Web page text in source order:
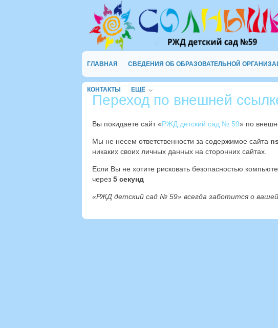
ГЛАВНАЯ СВЕДЕНИЯ ОБ ОБРАЗОВАТЕЛЬНОЙ
КОНТАКТЫ ЕЩЁ
Переход по внешней
Вы покидаете сайт «РЖД детский сад № 59» по
Мы не несем ответственности за содержимое сайта
никаких своих личных данных на сторонних сайтах.
Если Вы не хотите рисковать безопасностью
через 4 секунд
«РЖД детский сад № 59» всегда заботится о вашей